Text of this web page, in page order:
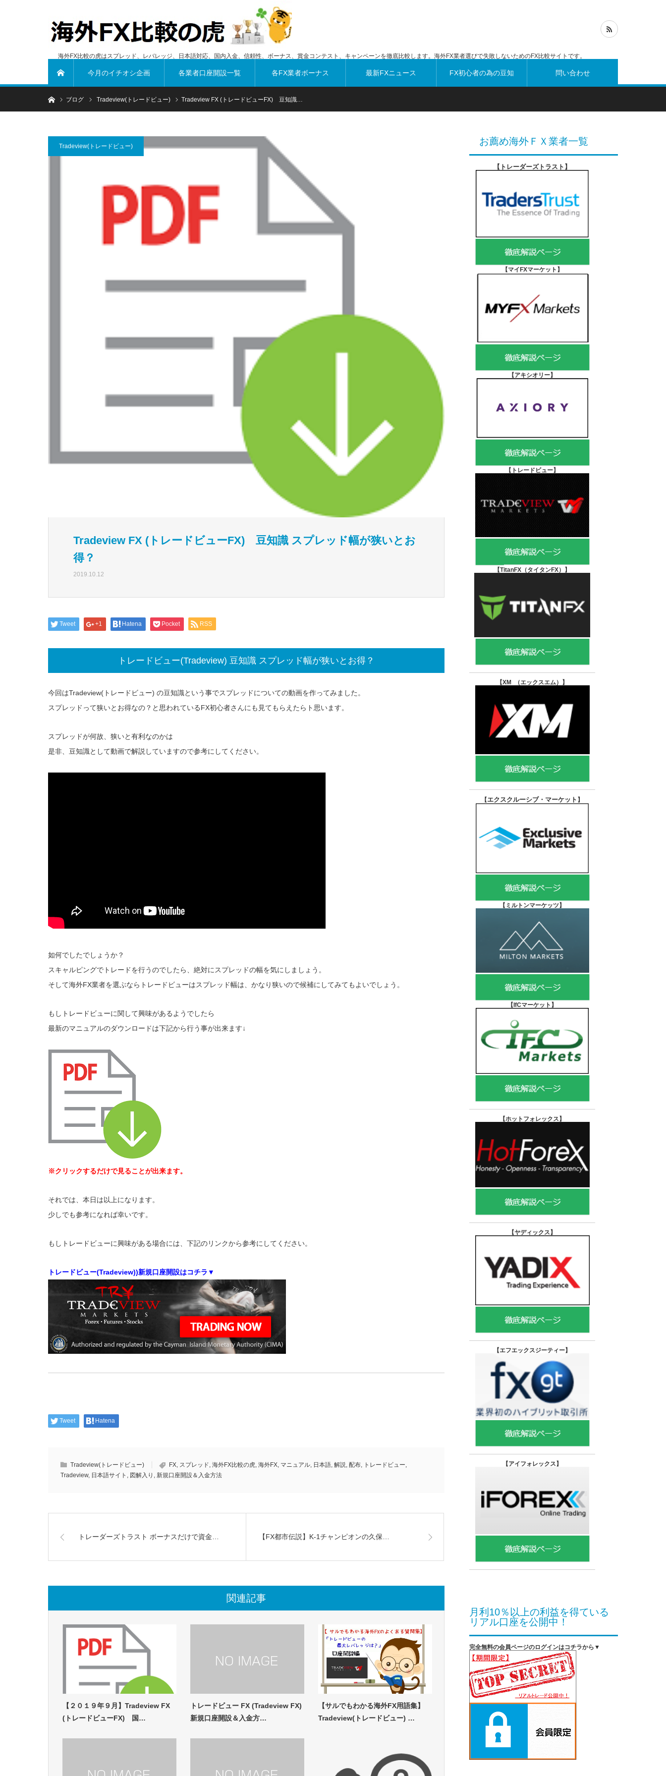
海外FX比較の虎はスプレッド、レバレッジ、日本語対応、国内入金、信頼性、ボーナス、賞金コンテスト、キャンペーンを徹底比較します。海外FX業者選びで失敗しないためのFX比較サイトです。
今月のイチオシ企画 各業者口座開設一覧 各FX業者ボーナス 最新FXニュース FX初心者の為の豆知 問い合わせ
ホームブログ Tradeview(トレードビュー) Tradeview FX (トレードビューFX) 豆知識…
Tradeview(トレードビュー)
Tradeview FX (トレードビューFX) 豆知識 スプレッド幅が狭いとお
得？
2019.10.12
Tweet +1 Hatena Pocket RSS
トレードビュー(Tradeview) 豆知識 スプレッド幅が狭いとお得？
今回はTradeview(トレードビュー) の豆知識という事でスプレッドについての動画を作ってみました。
スプレッドって狭いとお得なの？と思われているFX初心者さんにも見てもらえたらト思います。
スプレッドが何故、狭いと有利なのかは
是非、豆知識として動画で解説していますので参考にしてください。
如何でしたでしょうか？
スキャルピングでトレードを行うのでしたら、絶対にスプレッドの幅を気にしましょう。
そして海外FX業者を選ぶならトレードビューはスプレッド幅は、かなり狭いので候補にしてみてもよいでしょう。
もしトレードビューに関して興味があるようでしたら
最新のマニュアルのダウンロードは下記から行う事が出来ます↓
※クリックするだけで見ることが出来ます。
それでは、本日は以上になります。
少しでも参考になれば幸いです。
もしトレードビューに興味がある場合には、下記のリンクから参考にしてください。
トレードビュー(Tradeview))新規口座開設はコチラ▼
Tweet Hatena
Tradeview(トレードビュー) FX スプレッド 海外FX比較の虎 海外FX マニュアル 日本語 解説 配布 トレードビュー
Tradeview, 日本語サイト 図解入り 新規口座開設＆入金方法
トレーダーズトラスト ボーナスだけで資金… 【FX都市伝説】K-1チャンピオンの久保…
関連記事
【２０１９年９月】Tradeview FX
(トレードビューFX) 国…
トレードビュー FX (Tradeview FX)
新規口座開設＆入金方…
【サルでもわかる海外FX用語集】
Tradeview(トレードビュー) …
お薦め海外ＦＸ業者一覧
【トレーダーズトラスト 】
【マイFXマーケット 】
【アキシオリー】
【 トレードビュー】
【TitanFX（タイタンFX） 】
【XM （エックスエム） 】
【エクスクルーシブ・マーケット 】
【 ミルトンマーケッツ】
【IfCマーケット 】
【ホットフォレックス 】
【ヤディックス 】
【エフエックスジーティー】
【アイフォレックス】
月利10％以上の利益を得ている
リアル口座を公開中！
完全無料の会員ページのログインはコチラから▼